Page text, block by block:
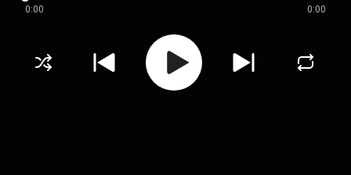
0:00 0:00